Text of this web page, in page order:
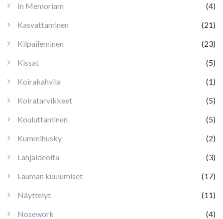
In Memoriam
(4)
Kasvattaminen
(21)
Kilpaileminen
(23)
Kissat
(5)
Koirakahvila
(1)
Koiratarvikkeet
(5)
Kouluttaminen
(5)
Kummihusky
(2)
Lahjaideoita
(3)
Lauman kuulumiset
(17)
Näyttelyt
(11)
Nosework
(4)